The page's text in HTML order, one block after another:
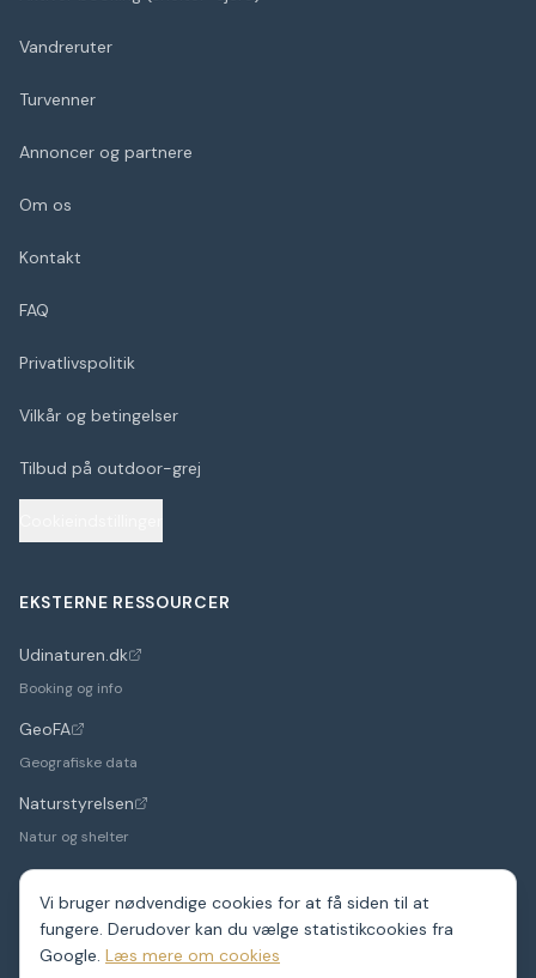
Vi bruger nødvendige cookies for at få siden til at
fungere. Derudover kan du vælge statistikcookies fra
Google. Læs mere om cookies
Vandreruter
Turvenner
Annoncer og partnere
Om os
Kontakt
FAQ
Privatlivspolitik
Vilkår og betingelser
Tilbud på outdoor-grej
EKSTERNE RESSOURCER
Udinaturen.dk
(åbner i nyt faneblad)
Booking og info
GeoFA
(åbner i nyt faneblad)
Geografiske data
Naturstyrelsen
(åbner i nyt faneblad)
Natur og shelter
2026ShelterDK. Et hobbyprojekt – data fra GeoFA og andre